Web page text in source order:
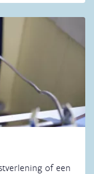
of een